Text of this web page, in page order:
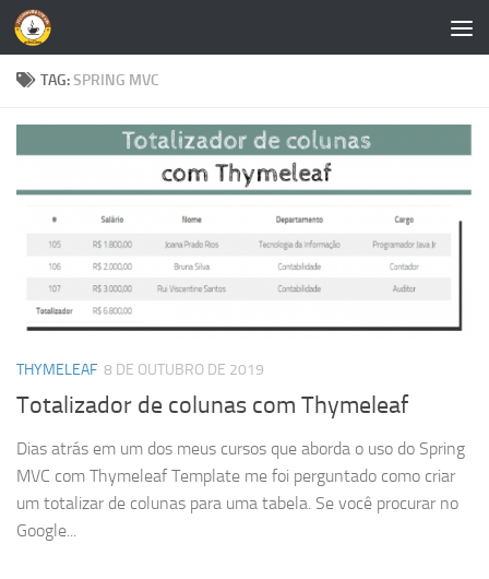
Skip to content
TAG:SPRING MVC
THYMELEAF 8 DE OUTUBRO DE 2019
Totalizador de colunas com Thymeleaf
Dias atrás em um dos meus cursos que aborda o uso do Spring
MVC com Thymeleaf Template me foi perguntado como criar
um totalizar de colunas para uma tabela. Se você procurar no
Google...